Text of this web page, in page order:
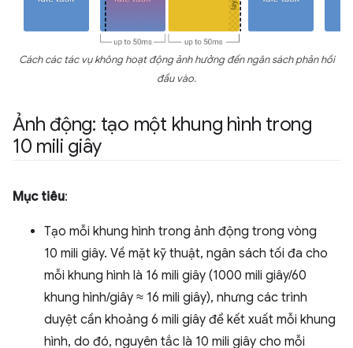
Cách các tác vụ không hoạt động ảnh hưởng đến ngân sách phản hồi
đầu vào.
Ảnh động: tạo một khung hình trong
10 mili giây
Mục tiêu:
Tạo mỗi khung hình trong ảnh động trong vòng
10 mili giây. Về mặt kỹ thuật, ngân sách tối đa cho
mỗi khung hình là 16 mili giây (1000 mili giây/60
khung hình/giây ≈ 16 mili giây), nhưng các trình
duyệt cần khoảng 6 mili giây để kết xuất mỗi khung
hình, do đó, nguyên tắc là 10 mili giây cho mỗi